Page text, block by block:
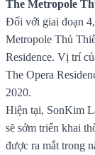
The Metropole
Đối với giai đoạn
Metropole Thủ
Residence. Vị trí
The Opera
2020.
Hiện tại, SonKim
sẽ sớm triển khai
được ra mắt trong